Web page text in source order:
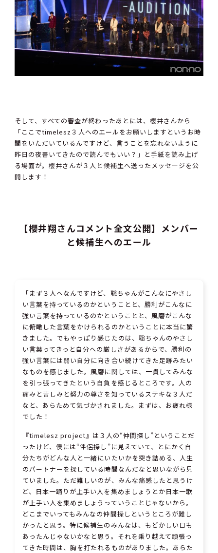
そして、すべての審査が終わったあとには、櫻井さんから
「ここでtimelesz３人へのエールをお願いしますというお時
間をいただいているんですけど、言うことを忘れないように
昨日の夜書いてきたので読んでもいい？」と手紙を読み上げ
る場面が。櫻井さんが３人と候補生へ送ったメッセージを公
開します！
【櫻井翔さんコメント全文公開】メンバー
と候補生へのエール
「まず３人へなんですけど、聡ちゃんがこんなにやさし
い言葉を持っているのかということと、勝利がこんなに
強い言葉を持っているのかということと、風磨がこんな
に俯瞰した言葉をかけられるのかということに本当に驚
きました。でもやっぱり感じたのは、聡ちゃんのやさし
い言葉ってきっと自分への厳しさがあるからで、勝利の
強い言葉には弱い自分に向き合い続けてきた足跡みたい
なものを感じました。風磨に関しては、一貫してみんな
を引っ張ってきたという自負を感じるところです。人の
痛みと苦しみと努力の尊さを知っているステキな３人だ
なと、あらためて気づかされました。まずは、お疲れ様
でした！
『timelesz project』は３人の“仲間探し”ということだ
ったけど、僕には“伴侶探し”に見えていて、とにかく自
分たちがどんな人と一緒にいたいかを突き詰める、人生
のパートナーを探している時間なんだなと思いながら見
ていました。ただ難しいのが、みんな痛感したと思うけ
ど、日本一踊りが上手い人を集めましょうとか日本一歌
が上手い人を集めましょうっていうことじゃないから。
どこまでいってもみんなの仲間探しというところが難し
かったと思う。特に候補生のみんなは、もどかしい日も
あったんじゃないかなと思う。それを乗り越えて頑張っ
てきた時間は、胸を打たれるものがありました。あらた